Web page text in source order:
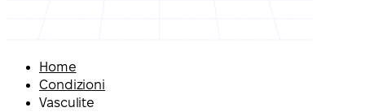
Home
Condizioni
Vasculite